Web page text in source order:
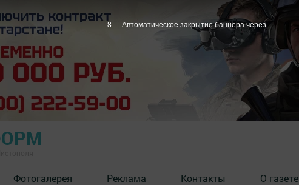
Фотогалерея Реклама Контакты О газете
7 Автоматическое закрытие баннера через